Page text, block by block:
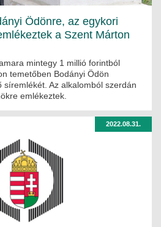
Ödönre, az egykori
a Szent Márton
mintegy 1 millió forintból
temetőben Bodányi Ödön
síremlékét. Az alkalomból szerdán
emlékeztek.
2022.08.31.